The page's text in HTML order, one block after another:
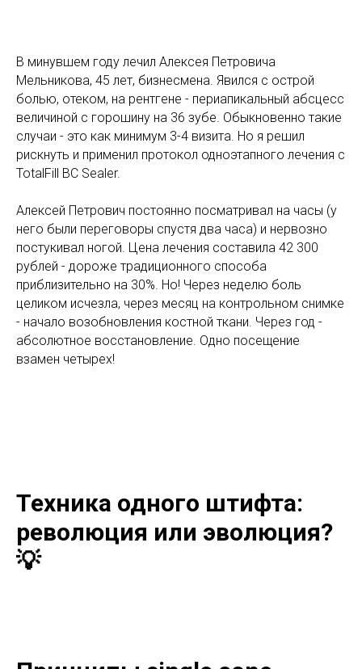
В минувшем году лечил Алексея Петровича
Мельникова, 45 лет, бизнесмена. Явился с острой
болью, отеком, на рентгене - периапикальный абсцесс
величиной с горошину на 36 зубе. Обыкновенно такие
случаи - это как минимум 3-4 визита. Но я решил
рискнуть и применил протокол одноэтапного лечения с
TotalFill BC Sealer.
Алексей Петрович постоянно посматривал на часы (у
него были переговоры спустя два часа) и нервозно
постукивал ногой. Цена лечения составила 42 300
рублей - дороже традиционного способа
приблизительно на 30%. Но! Через неделю боль
целиком исчезла, через месяц на контрольном снимке
- начало возобновления костной ткани. Через год -
абсолютное восстановление. Одно посещение
взамен четырех!
Техника одного штифта:
революция или эволюция?
💡